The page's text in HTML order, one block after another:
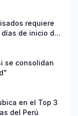
requiere
de inicio del
se consolidan
en el Top 3
del Perú